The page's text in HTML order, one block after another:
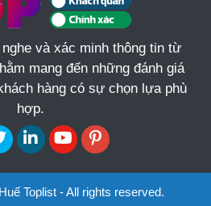
và xác minh thông tin từ
mang đến những đánh giá
hàng có sự chọn lựa phù
hợp.
Toplist - All rights reserved.